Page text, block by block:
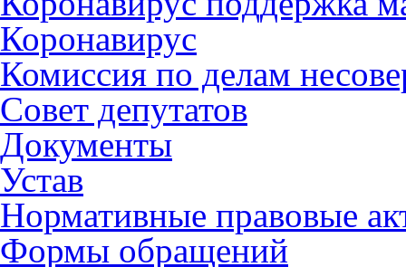
Коронавирус
Комиссия по делам
Совет депутатов
Документы
Устав
Нормативные правовые
Формы обращений